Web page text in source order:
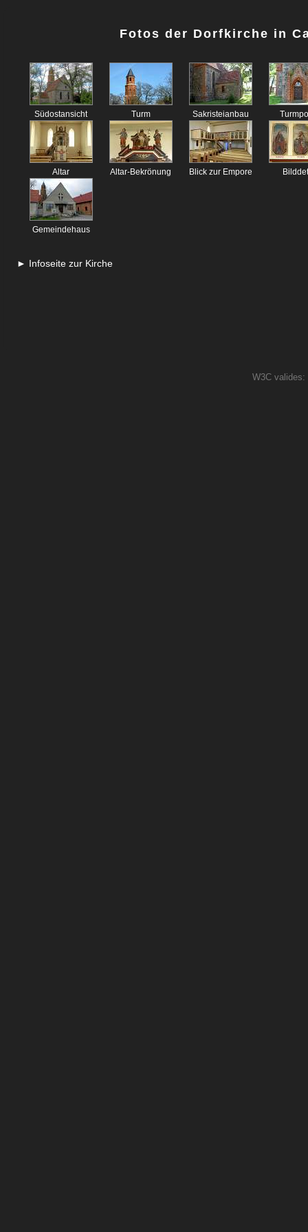
Fotos der Dorfkirche in
Südostansicht Turm Sakristeianbau
Altar Altar-Bekrönung Blick zur Empore
Gemeindehaus
► Infoseite zur Kirche
W3C valides: